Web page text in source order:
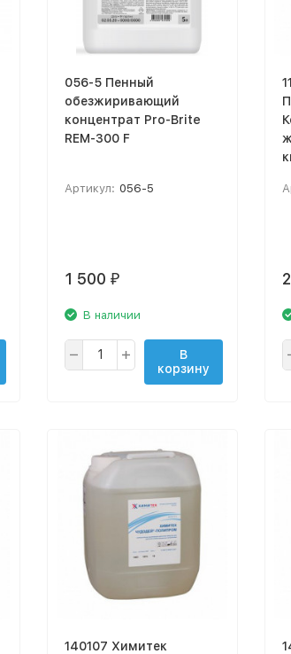
056-5 Пенный
обезжиривающий
концентрат Pro-Brite
REM-300 F
Артикул: 056-5
1 500 ₽
В наличии
В
корзину
140107 Химитек